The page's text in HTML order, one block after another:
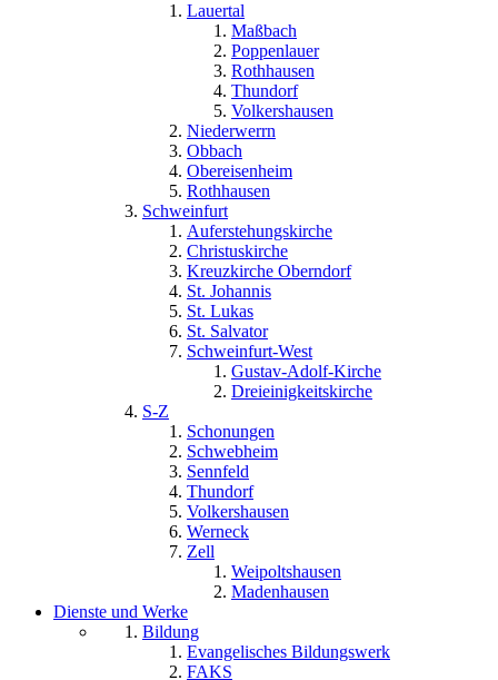
Lauertal
Maßbach
Poppenlauer
Rothhausen
Thundorf
Volkershausen
Niederwerrn
Obbach
Obereisenheim
Rothhausen
Schweinfurt
Auferstehungskirche
Christuskirche
Kreuzkirche Oberndorf
St. Johannis
St. Lukas
St. Salvator
Schweinfurt-West
Gustav-Adolf-Kirche
Dreieinigkeitskirche
S-Z
Schonungen
Schwebheim
Sennfeld
Thundorf
Volkershausen
Werneck
Zell
Weipoltshausen
Madenhausen
Dienste und Werke
Bildung
Evangelisches Bildungswerk
FAKS